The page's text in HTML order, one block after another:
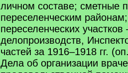
личном составе; сметные
переселенческим
переселенческих
делопроизводств,
частей за 1916–1918 гг.
Дела об организации